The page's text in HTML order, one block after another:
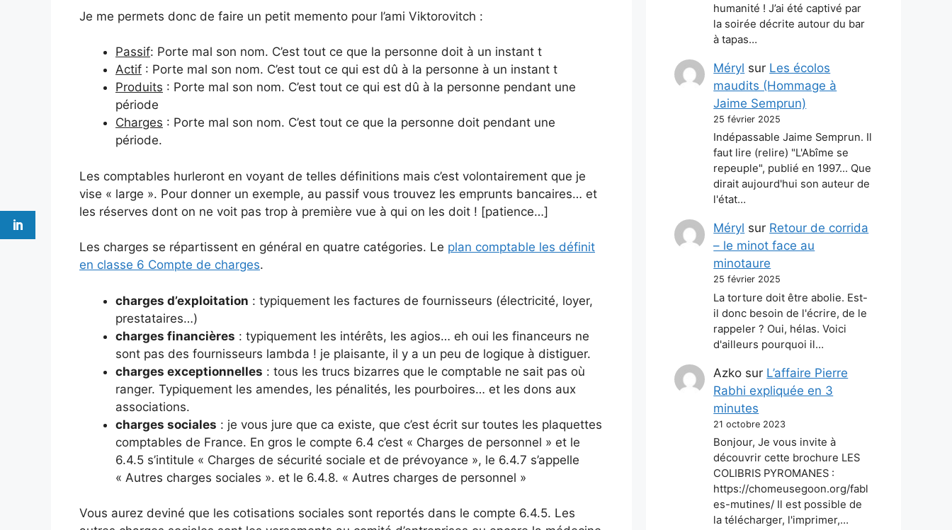
Je me permets donc de faire un petit memento pour l’ami Viktorovitch :
Passif: Porte mal son nom. C’est tout ce que la personne doit à un instant t
Actif : Porte mal son nom. C’est tout ce qui est dû à la personne à un instant t
Produits : Porte mal son nom. C’est tout ce qui est dû à la personne pendant une
période
Charges : Porte mal son nom. C’est tout ce que la personne doit pendant une
période.
Les comptables hurleront en voyant de telles définitions mais c’est volontairement que je
vise « large ». Pour donner un exemple, au passif vous trouvez les emprunts bancaires… et
les réserves dont on ne voit pas trop à première vue à qui on les doit ! [patience…]
Les charges se répartissent en général en quatre catégories. Le plan comptable les définit
en classe 6 Compte de charges.
charges d’exploitation : typiquement les factures de fournisseurs (électricité, loyer,
prestataires…)
charges financières : typiquement les intérêts, les agios… eh oui les financeurs ne
sont pas des fournisseurs lambda ! je plaisante, il y a un peu de logique à distiguer.
charges exceptionnelles : tous les trucs bizarres que le comptable ne sait pas où
ranger. Typiquement les amendes, les pénalités, les pourboires… et les dons aux
associations.
charges sociales : je vous jure que ca existe, que c’est écrit sur toutes les plaquettes
comptables de France. En gros le compte 6.4 c’est « Charges de personnel » et le
6.4.5 s’intitule « Charges de sécurité sociale et de prévoyance », le 6.4.7 s’appelle
« Autres charges sociales ». et le 6.4.8. « Autres charges de personnel »
Vous aurez deviné que les cotisations sociales sont reportés dans le compte 6.4.5. Les
humanité ! J’ai été captivé par
la soirée décrite autour du bar
à tapas…
Méryl sur Les écolos
maudits (Hommage à
Jaime Semprun)
25 février 2025
Indépassable Jaime Semprun. Il
faut lire (relire) "L'Abîme se
repeuple", publié en 1997... Que
dirait aujourd'hui son auteur de
l'état…
Méryl sur Retour de corrida
– le minot face au
minotaure
25 février 2025
La torture doit être abolie. Est-
il donc besoin de l'écrire, de le
rappeler ? Oui, hélas. Voici
d'ailleurs pourquoi il…
Azko sur L’affaire Pierre
Rabhi expliquée en 3
minutes
21 octobre 2023
Bonjour, Je vous invite à
découvrir cette brochure LES
COLIBRIS PYROMANES :
https://chomeusegoon.org/fabl
es-mutines/ Il est possible de
la télécharger, l'imprimer,…